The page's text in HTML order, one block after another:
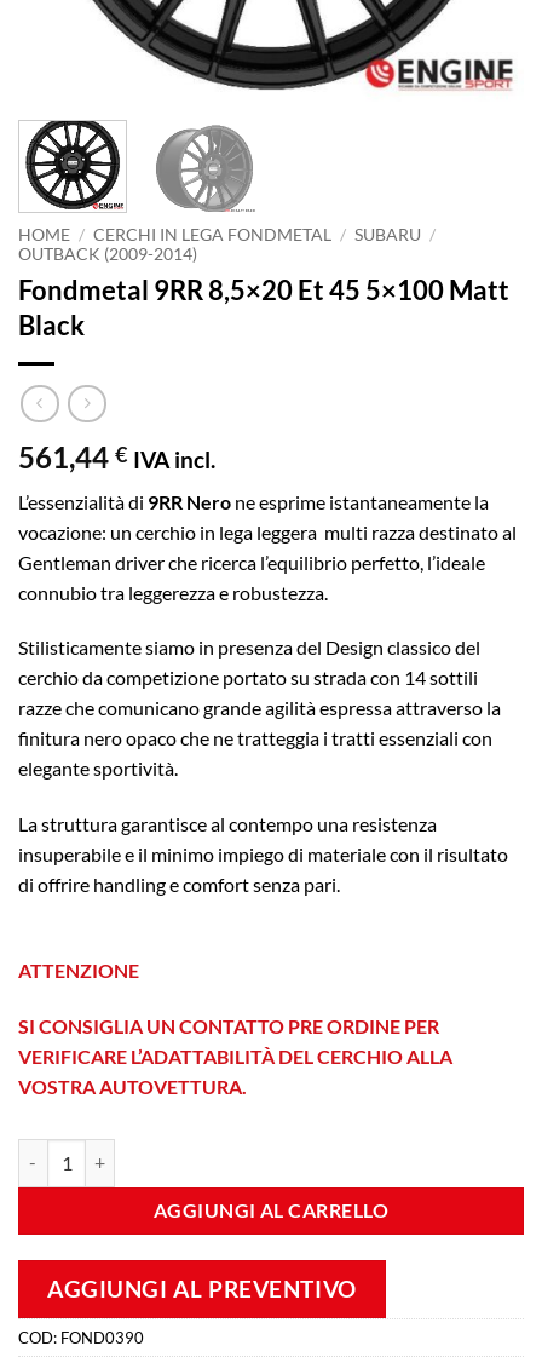
HOME / CERCHI IN LEGA FONDMETAL / SUBARU /
OUTBACK (2009-2014)
Fondmetal 9RR 8,5×20 Et 45 5×100 Matt
Black
561,44 € IVA incl.
L’essenzialità di 9RR Nero ne esprime istantaneamente la
vocazione: un cerchio in lega leggera multi razza destinato al
Gentleman driver che ricerca l’equilibrio perfetto, l’ideale
connubio tra leggerezza e robustezza.
Stilisticamente siamo in presenza del Design classico del
cerchio da competizione portato su strada con 14 sottili
razze che comunicano grande agilità espressa attraverso la
finitura nero opaco che ne tratteggia i tratti essenziali con
elegante sportività.
La struttura garantisce al contempo una resistenza
insuperabile e il minimo impiego di materiale con il risultato
di offrire handling e comfort senza pari.
ATTENZIONE
SI CONSIGLIA UN CONTATTO PRE ORDINE PER
VERIFICARE L’ADATTABILITÀ DEL CERCHIO ALLA
VOSTRA AUTOVETTURA.
AGGIUNGI AL CARRELLO
AGGIUNGI AL PREVENTIVO
COD: FOND0390